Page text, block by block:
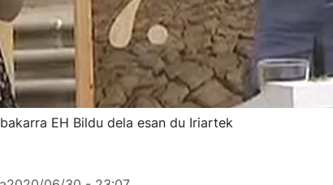
EH Bildu dela esan du Iriartek